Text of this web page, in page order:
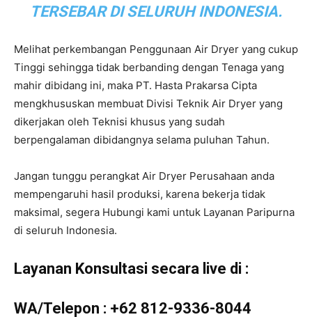
TERSEBAR DI SELURUH INDONESIA.
Melihat perkembangan Penggunaan Air Dryer yang cukup
Tinggi sehingga tidak berbanding dengan Tenaga yang
mahir dibidang ini, maka PT. Hasta Prakarsa Cipta
mengkhususkan membuat Divisi Teknik Air Dryer yang
dikerjakan oleh Teknisi khusus yang sudah
berpengalaman dibidangnya selama puluhan Tahun.
Jangan tunggu perangkat Air Dryer Perusahaan anda
mempengaruhi hasil produksi, karena bekerja tidak
maksimal, segera Hubungi kami untuk Layanan Paripurna
di seluruh Indonesia.
Layanan Konsultasi secara live di :
WA/Telepon : +62 812-9336-8044